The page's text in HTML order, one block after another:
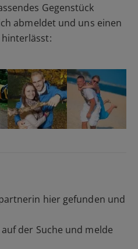
Gegenstück
abmeldet und uns einen
hier gefunden und
der Suche und melde